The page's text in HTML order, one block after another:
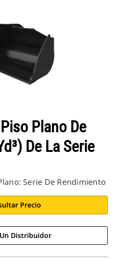
Plano De
De La Serie
Serie De Rendimiento
Precio
Distribuidor